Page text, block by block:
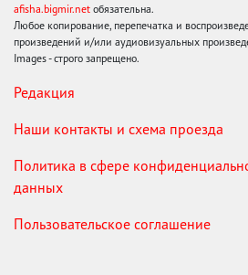
afisha.bigmir.net обязательна.
Любое копирование, перепечатка и
произведений и/или аудиовизуальных
Images - строго запрещено.
Редакция
Наши контакты и схема проезда
Политика в сфере
данных
Пользовательское соглашение